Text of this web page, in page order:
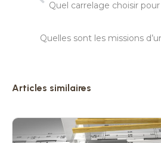
Quel carrelage choisir
Articles similaires